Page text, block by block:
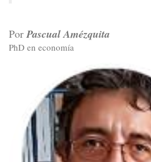
Por Pascual Amézquita
PhD en economía